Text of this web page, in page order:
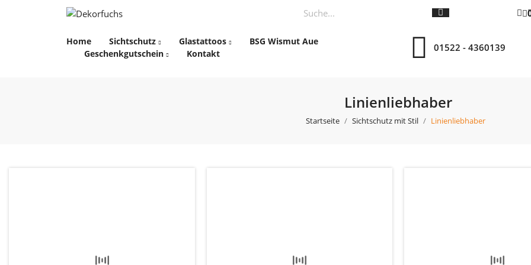
Home Sichtschutz Glastattoos
BSG Wismut Aue
Geschenkgutschein
Kontakt
01522 - 4360139
Linienliebhaber
Startseite Sichtschutz mit Stil Linienliebhaber